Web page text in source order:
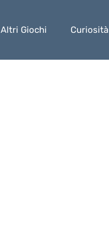
Altri Giochi Curiosità